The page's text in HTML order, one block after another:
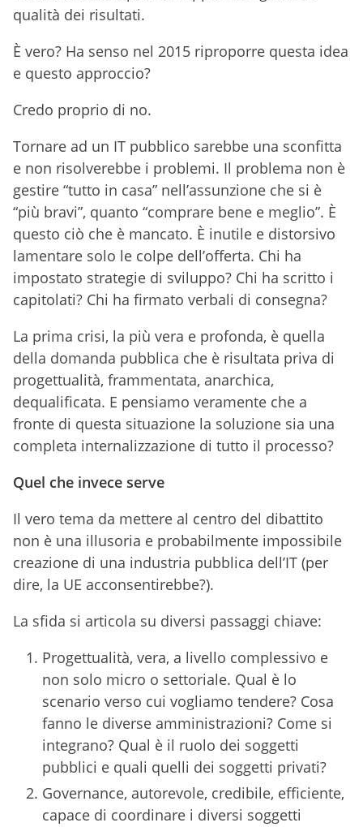
qualità dei risultati.
È vero? Ha senso nel 2015 riproporre questa idea
e questo approccio?
Credo proprio di no.
Tornare ad un IT pubblico sarebbe una sconfitta
e non risolverebbe i problemi. Il problema non è
gestire “tutto in casa” nell’assunzione che si è
“più bravi”, quanto “comprare bene e meglio”. È
questo ciò che è mancato. È inutile e distorsivo
lamentare solo le colpe dell’offerta. Chi ha
impostato strategie di sviluppo? Chi ha scritto i
capitolati? Chi ha firmato verbali di consegna?
La prima crisi, la più vera e profonda, è quella
della domanda pubblica che è risultata priva di
progettualità, frammentata, anarchica,
dequalificata. E pensiamo veramente che a
fronte di questa situazione la soluzione sia una
completa internalizzazione di tutto il processo?
Quel che invece serve
Il vero tema da mettere al centro del dibattito
non è una illusoria e probabilmente impossibile
creazione di una industria pubblica dell’IT (per
dire, la UE acconsentirebbe?).
La sfida si articola su diversi passaggi chiave:
Progettualità, vera, a livello complessivo e
non solo micro o settoriale. Qual è lo
scenario verso cui vogliamo tendere? Cosa
fanno le diverse amministrazioni? Come si
integrano? Qual è il ruolo dei soggetti
pubblici e quali quelli dei soggetti privati?
Governance, autorevole, credibile, efficiente,
capace di coordinare i diversi soggetti